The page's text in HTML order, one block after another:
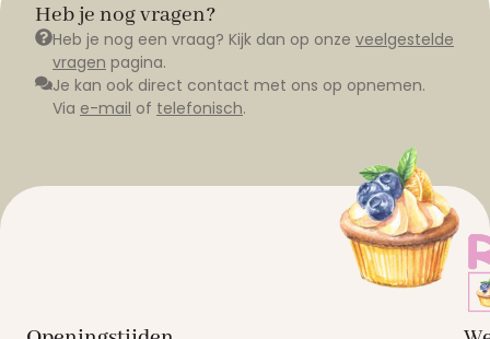
Heb je nog vragen?
Heb je nog een vraag? Kijk dan op onze veelgestelde
vragen pagina.
Je kan ook direct contact met ons op opnemen.
Via e-mail of telefonisch.